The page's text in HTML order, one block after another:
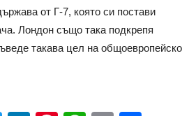
от Г-7, която си постави
Лондон също така подкрепя
такава цел на общоевропейско